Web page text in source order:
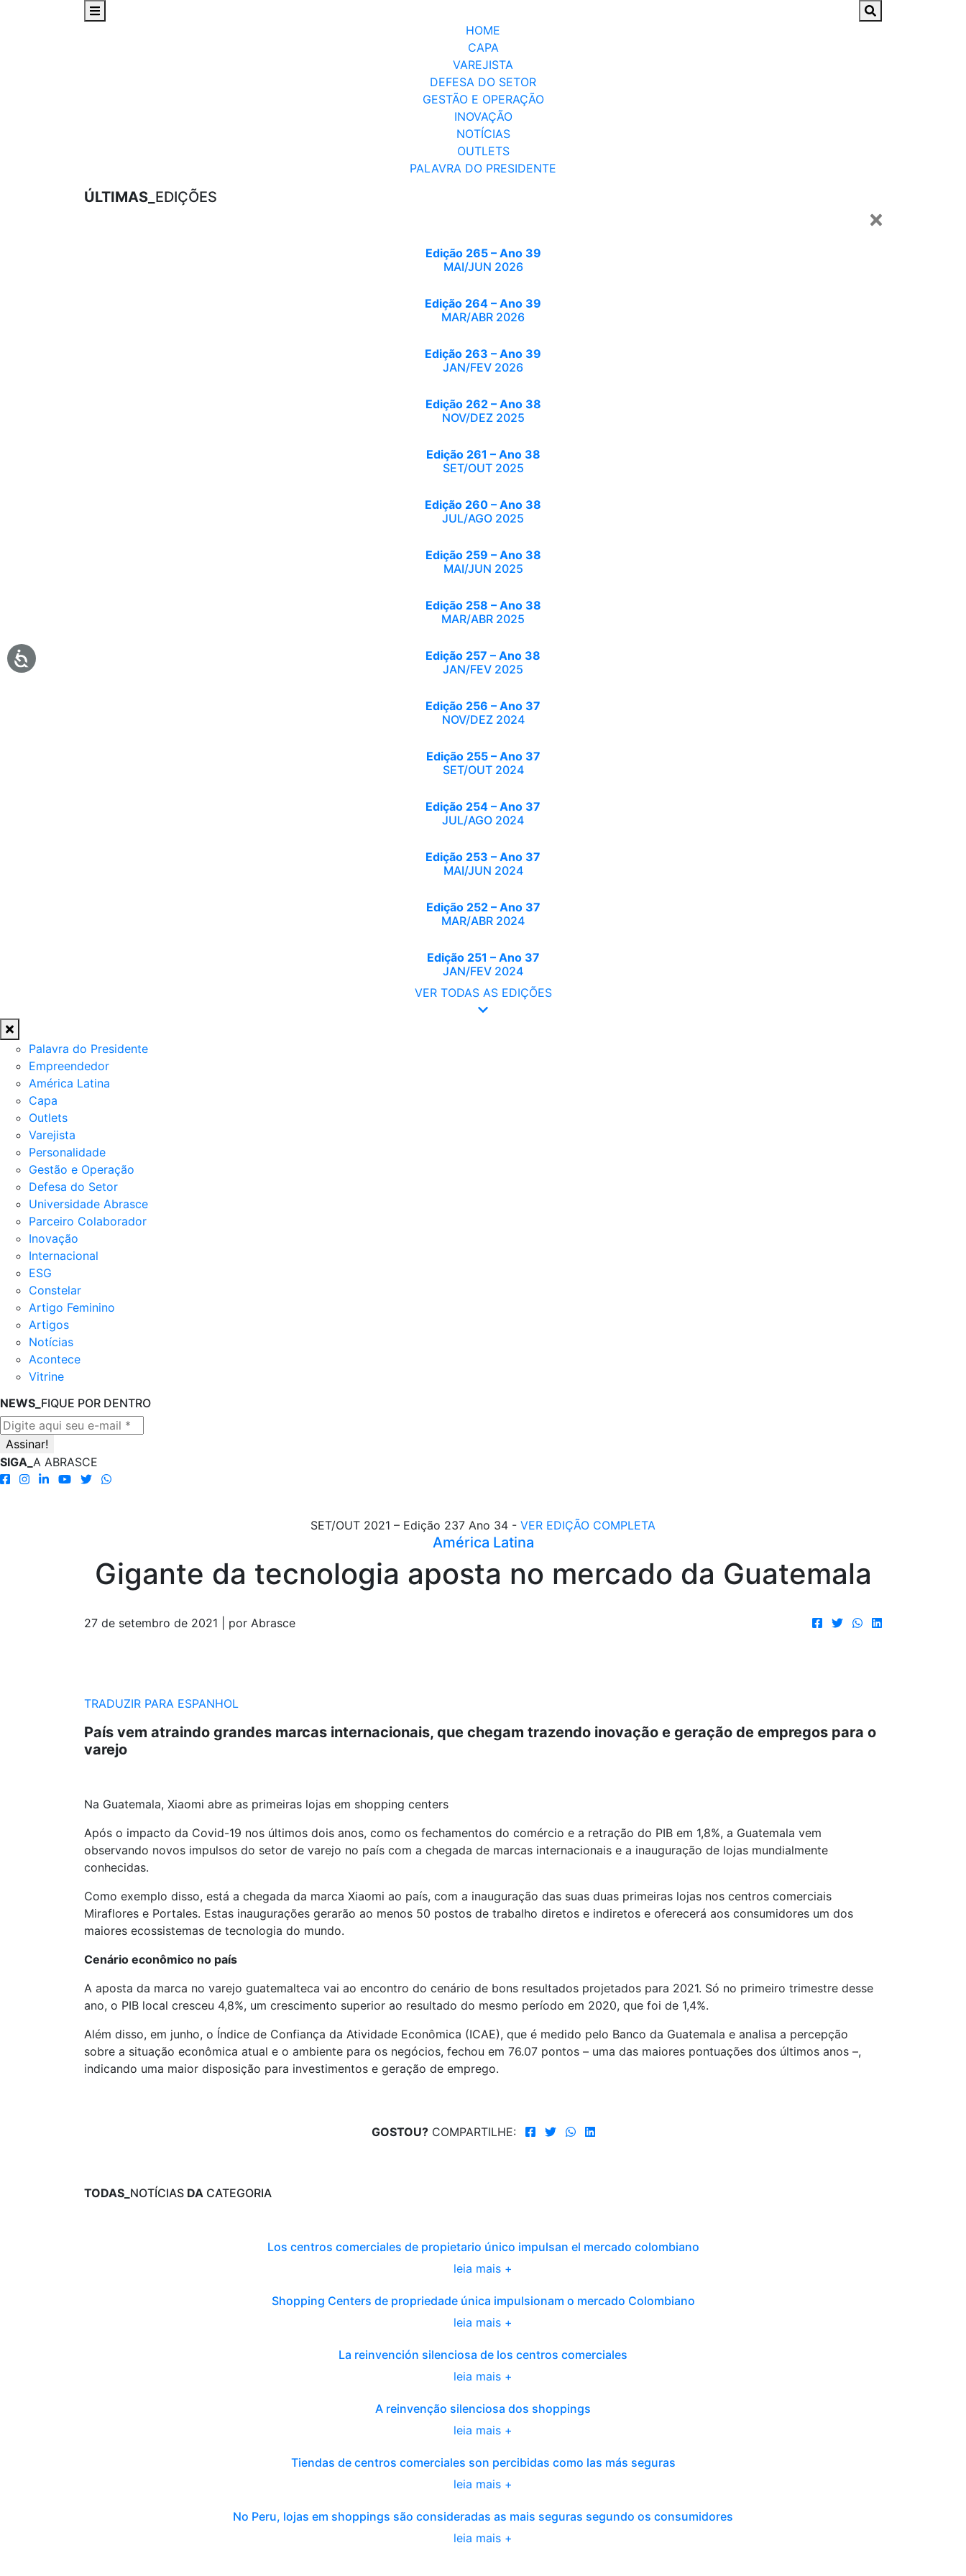
HOME
CAPA
VAREJISTA
DEFESA DO SETOR
GESTÃO E OPERAÇÃO
INOVAÇÃO
NOTÍCIAS
OUTLETS
PALAVRA DO PRESIDENTE
ÚLTIMAS_ EDIÇÕES
Edição 265 – Ano 39
MAI/JUN 2026
Edição 264 – Ano 39
MAR/ABR 2026
Edição 263 – Ano 39
JAN/FEV 2026
Edição 262 – Ano 38
NOV/DEZ 2025
Edição 261 – Ano 38
SET/OUT 2025
Edição 260 – Ano 38
JUL/AGO 2025
Edição 259 – Ano 38
MAI/JUN 2025
Edição 258 – Ano 38
MAR/ABR 2025
Edição 257 – Ano 38
JAN/FEV 2025
Edição 256 – Ano 37
NOV/DEZ 2024
Edição 255 – Ano 37
SET/OUT 2024
Edição 254 – Ano 37
JUL/AGO 2024
Edição 253 – Ano 37
MAI/JUN 2024
Edição 252 – Ano 37
MAR/ABR 2024
Edição 251 – Ano 37
JAN/FEV 2024
VER TODAS AS EDIÇÕES
Palavra do Presidente
Empreendedor
América Latina
Capa
Outlets
Varejista
Personalidade
Gestão e Operação
Defesa do Setor
Universidade Abrasce
Parceiro Colaborador
Inovação
Internacional
ESG
Constelar
Artigo Feminino
Artigos
Notícias
Acontece
Vitrine
NEWS_ FIQUE POR DENTRO
SIGA_ A ABRASCE
SET/OUT 2021 – Edição 237 Ano 34 - VER EDIÇÃO COMPLETA
América Latina
Gigante da tecnologia aposta no mercado da Guatemala
27 de setembro de 2021 | por Abrasce
TRADUZIR PARA ESPANHOL
País vem atraindo grandes marcas internacionais, que chegam trazendo inovação e geração de empregos para o
varejo
Na Guatemala, Xiaomi abre as primeiras lojas em shopping centers
Após o impacto da Covid-19 nos últimos dois anos, como os fechamentos do comércio e a retração do PIB em 1,8%, a Guatemala vem
observando novos impulsos do setor de varejo no país com a chegada de marcas internacionais e a inauguração de lojas mundialmente
conhecidas.
Como exemplo disso, está a chegada da marca Xiaomi ao país, com a inauguração das suas duas primeiras lojas nos centros comerciais
Miraflores e Portales. Estas inaugurações gerarão ao menos 50 postos de trabalho diretos e indiretos e oferecerá aos consumidores um dos
maiores ecossistemas de tecnologia do mundo.
Cenário econômico no país
A aposta da marca no varejo guatemalteca vai ao encontro do cenário de bons resultados projetados para 2021. Só no primeiro trimestre desse
ano, o PIB local cresceu 4,8%, um crescimento superior ao resultado do mesmo período em 2020, que foi de 1,4%.
Além disso, em junho, o Índice de Confiança da Atividade Econômica (ICAE), que é medido pelo Banco da Guatemala e analisa a percepção
sobre a situação econômica atual e o ambiente para os negócios, fechou em 76.07 pontos – uma das maiores pontuações dos últimos anos –,
indicando uma maior disposição para investimentos e geração de emprego.
GOSTOU?COMPARTILHE:
TODAS_ NOTÍCIAS DA CATEGORIA
Los centros comerciales de propietario único impulsan el mercado colombiano
leia mais +
Shopping Centers de propriedade única impulsionam o mercado Colombiano
leia mais +
La reinvención silenciosa de los centros comerciales
leia mais +
A reinvenção silenciosa dos shoppings
leia mais +
Tiendas de centros comerciales son percibidas como las más seguras
leia mais +
No Peru, lojas em shoppings são consideradas as mais seguras segundo os consumidores
leia mais +